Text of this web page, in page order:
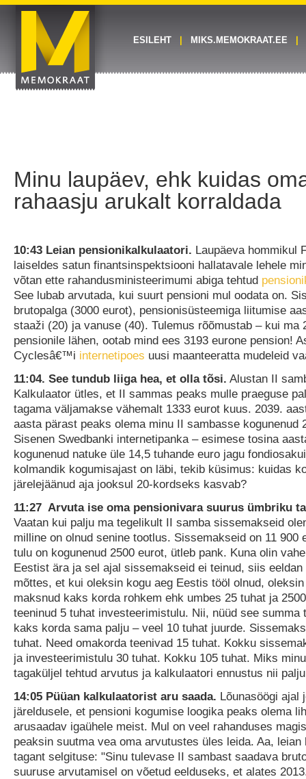
ESILEHT MIKS.MEMOKRAAT.EE
Minu laupäev, ehk kuidas
rahaasju arukalt korraldada
10:43 Leian pensionikalkulaatori. Laupäeva hommikul
laiseldes satun finantsinspektsiooni hallatavale lehele
võtan ette rahandusministeerimumi abiga tehtud
See lubab arvutada, kui suurt pensioni mul oodata on.
brutopalga (3000 eurot), pensionisüsteemiga liitumise
staaži (20) ja vanuse (40). Tulemus rõõmustab – kui ma
pensionile lähen, ootab mind ees 3193 eurone pension!
Cyclesâ€™i internetipoes uusi maanteeratta mudeleid
11:04. See tundub liiga hea, et olla tõsi. Alustan II
Kalkulaator ütles, et II sammas peaks mulle praeguse
tagama väljamakse vähemalt 1333 eurot kuus. 2039.
aasta pärast peaks olema minu II sambasse kogunenud
Sisenen Swedbanki internetipanka – esimese tosina
kogunenud natuke üle 14,5 tuhande euro jagu
kolmandik kogumisajast on läbi, tekib küsimus: kuidas
järelejäänud aja jooksul 20-kordseks kasvab?
11:27 Arvuta ise oma pensionivara suurus ümbriku
Vaatan kui palju ma tegelikult II samba sissemakseid
milline on olnud senine tootlus. Sissemakseid on 11 900
tulu on kogunenud 2500 eurot, ütleb pank. Kuna olin
Eestist ära ja sel ajal sissemakseid ei teinud, siis
mõttes, et kui oleksin kogu aeg Eestis tööl olnud,
maksnud kaks korda rohkem ehk umbes 25 tuhat ja
teeninud 5 tuhat investeerimistulu. Nii, nüüd see summa
kaks korda sama palju – veel 10 tuhat juurde.
tuhat. Need omakorda teenivad 15 tuhat. Kokku
ja investeerimistulu 30 tuhat. Kokku 105 tuhat. Miks
tagaküljel tehtud arvutus ja kalkulaatori ennustus nii
14:05 Püüan kalkulaatorist aru saada. Lõunasöögi ajal
järeldusele, et pensioni kogumise loogika peaks olema
arusaadav igaühele meist. Mul on veel rahanduses
peaksin suutma vea oma arvutustes üles leida. Aa, leian
tagant selgituse: "Sinu tulevase II sambast saadava
suuruse arvutamisel on võetud eelduseks, et alates